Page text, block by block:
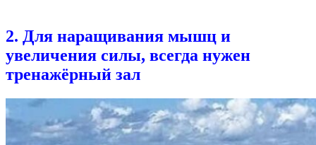
2. Для наращивания мышц и
увеличения силы, всегда нужен
тренажёрный зал